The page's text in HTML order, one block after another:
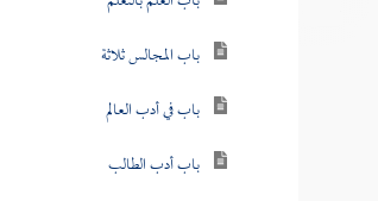
باب المجالس ثلاثة
باب في أدب العالم
باب أدب الطالب